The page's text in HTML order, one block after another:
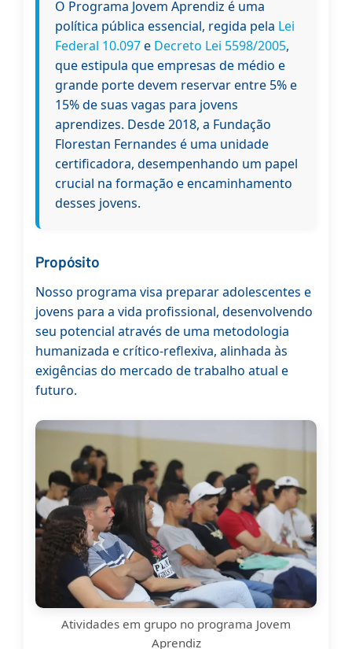
O Programa Jovem Aprendiz é uma
política pública essencial, regida pela Lei
Federal 10.097e Decreto Lei 5598/2005,
que estipula que empresas de médio e
grande porte devem reservar entre 5% e
15% de suas vagas para jovens
aprendizes. Desde 2018, a Fundação
Florestan Fernandes é uma unidade
certificadora, desempenhando um papel
crucial na formação e encaminhamento
desses jovens.
Propósito
Nosso programa visa preparar adolescentes e
jovens para a vida profissional, desenvolvendo
seu potencial através de uma metodologia
humanizada e crítico-reflexiva, alinhada às
exigências do mercado de trabalho atual e
futuro.
Atividades em grupo no programa Jovem
Aprendiz